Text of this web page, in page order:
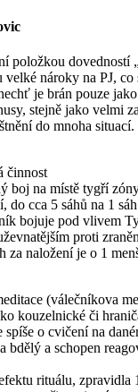
položkou dovedností
velké nároky na PJ, co
je brán pouze
stejně jako velmi
do mnoha situací.
činnost
boj na místě tygří
do cca 5 sáhů na 1
bojuje pod vlivem
proti
za naložení je o 1
(válečníkova
kouzelnické či
spíše o cvičení na
bdělý a schopen
rituálu, zpravidla